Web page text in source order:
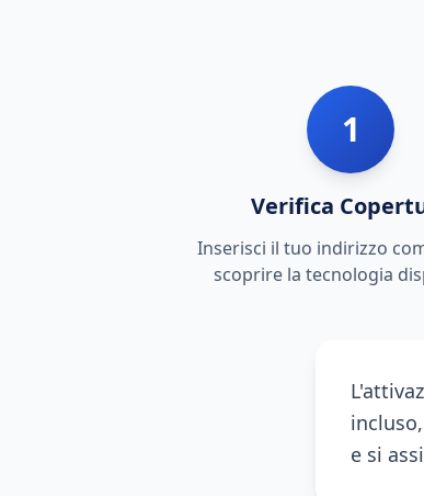
1
Verifica
Inserisci il tuo indirizzo
scoprire la tecnologia
e si